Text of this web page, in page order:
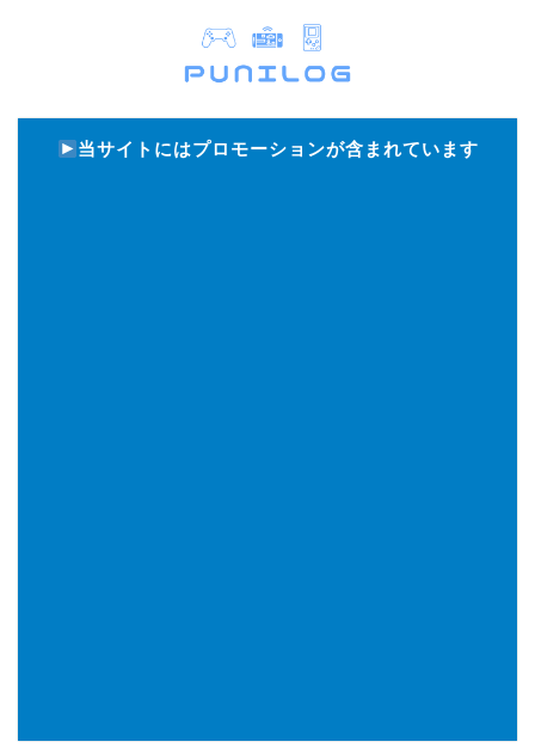
当サイトにはプロモーションが含まれています